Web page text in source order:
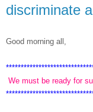
discriminate
Good morning all,
We must be ready for